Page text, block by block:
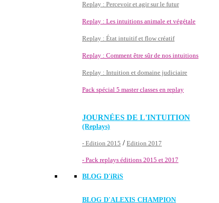
Replay : Percevoir et agir sur le futur
Replay : Les intuitions animale et végétale
Replay : État intuitif et flow créatif
Replay : Comment être sûr de nos intuitions
Replay : Intuition et domaine judiciaire
Pack spécial 5 master classes en replay
JOURNÉES DE L'INTUITION
(Replays)
- Edition 2015 / Edition 2017
- Pack replays éditions 2015 et 2017
BLOG D'iRiS
BLOG D'ALEXIS CHAMPION